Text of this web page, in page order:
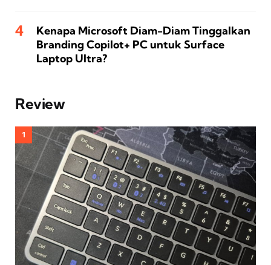
Kenapa Microsoft Diam-Diam Tinggalkan
Branding Copilot+ PC untuk Surface
Laptop Ultra?
Review